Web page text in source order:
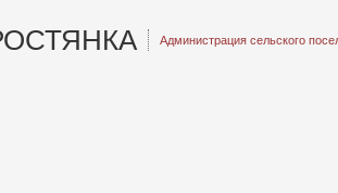
Администрация сельского